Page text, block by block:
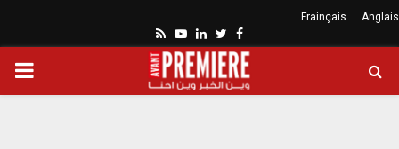
Anglais
Frainçais
Facebook
Twitter
Linkedin
Youtube
Rss